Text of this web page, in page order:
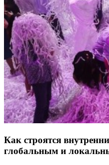
Как строятся
глобальным и